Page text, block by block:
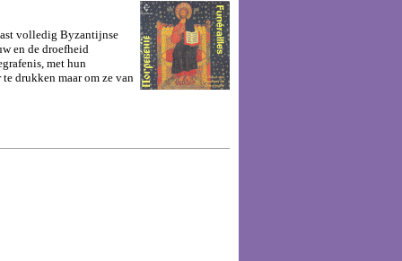
volledig Byzantijnse
en de droefheid
met hun
drukken maar om ze van